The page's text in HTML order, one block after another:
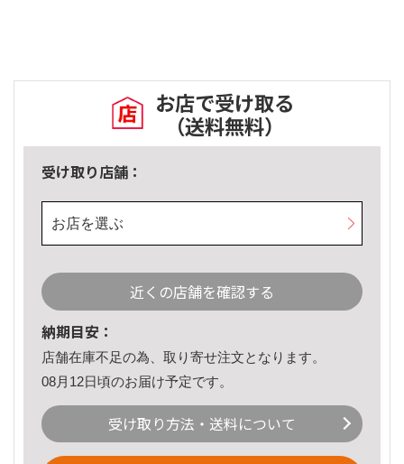
お店で受け取る
（送料無料）
受け取り店舗：
お店を選ぶ
近くの店舗を確認する
納期目安：
店舗在庫不足の為、取り寄せ注文となります。
08月12日頃のお届け予定です。
受け取り方法・送料について